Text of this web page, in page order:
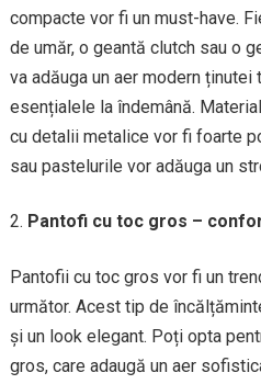
compacte vor fi un must-have.
de umăr, o geantă clutch sau o
va adăuga un aer modern
esențialele la îndemână.
cu detalii metalice vor fi foarte
sau pastelurile vor adăuga un
Pantofi cu toc gros –
Pantofii cu toc gros vor fi un
următor. Acest tip de
și un look elegant. Poți opta
gros, care adaugă un aer